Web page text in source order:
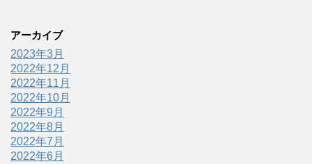
アーカイブ
2023年3月
2022年12月
2022年11月
2022年10月
2022年9月
2022年8月
2022年7月
2022年6月